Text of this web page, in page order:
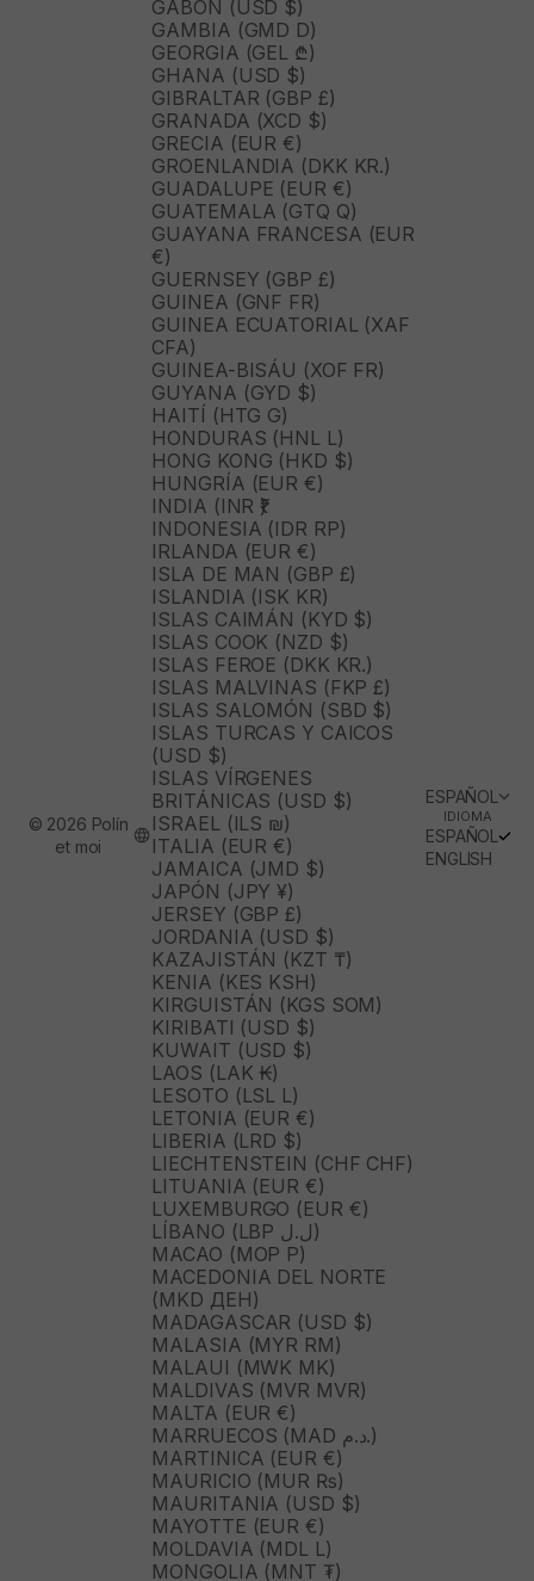
GABÓN (USD $)
GAMBIA (GMD D)
GEORGIA (GEL ₾)
GHANA (USD $)
GIBRALTAR (GBP £)
GRANADA (XCD $)
GRECIA (EUR €)
GROENLANDIA (DKK KR.)
GUADALUPE (EUR €)
GUATEMALA (GTQ Q)
GUAYANA FRANCESA (EUR
€)
GUERNSEY (GBP £)
GUINEA (GNF FR)
GUINEA ECUATORIAL (XAF
CFA)
GUINEA-BISÁU (XOF FR)
GUYANA (GYD $)
HAITÍ (HTG G)
HONDURAS (HNL L)
HONG KONG (HKD $)
HUNGRÍA (EUR €)
INDIA (INR ₹)
INDONESIA (IDR RP)
IRLANDA (EUR €)
ISLA DE MAN (GBP £)
ISLANDIA (ISK KR)
ISLAS CAIMÁN (KYD $)
ISLAS COOK (NZD $)
ISLAS FEROE (DKK KR.)
ISLAS MALVINAS (FKP £)
ISLAS SALOMÓN (SBD $)
ISLAS TURCAS Y CAICOS
(USD $)
ISLAS VÍRGENES
BRITÁNICAS (USD $)
ISRAEL (ILS ₪)
ITALIA (EUR €)
JAMAICA (JMD $)
JAPÓN (JPY ¥)
JERSEY (GBP £)
JORDANIA (USD $)
KAZAJISTÁN (KZT ₸)
KENIA (KES KSH)
KIRGUISTÁN (KGS SOM)
KIRIBATI (USD $)
KUWAIT (USD $)
LAOS (LAK ₭)
LESOTO (LSL L)
LETONIA (EUR €)
LIBERIA (LRD $)
LIECHTENSTEIN (CHF CHF)
LITUANIA (EUR €)
LUXEMBURGO (EUR €)
LÍBANO (LBP ل.ل)
MACAO (MOP P)
MACEDONIA DEL NORTE
(MKD ДЕН)
MADAGASCAR (USD $)
MALASIA (MYR RM)
MALAUI (MWK MK)
MALDIVAS (MVR MVR)
MALTA (EUR €)
MARRUECOS (MAD د.م.)
MARTINICA (EUR €)
MAURICIO (MUR ₨)
MAURITANIA (USD $)
MAYOTTE (EUR €)
MOLDAVIA (MDL L)
MONGOLIA (MNT ₮)
ESPAÑOL
IDIOMA
ESPAÑOL
ENGLISH
© 2026 Polín
et moi